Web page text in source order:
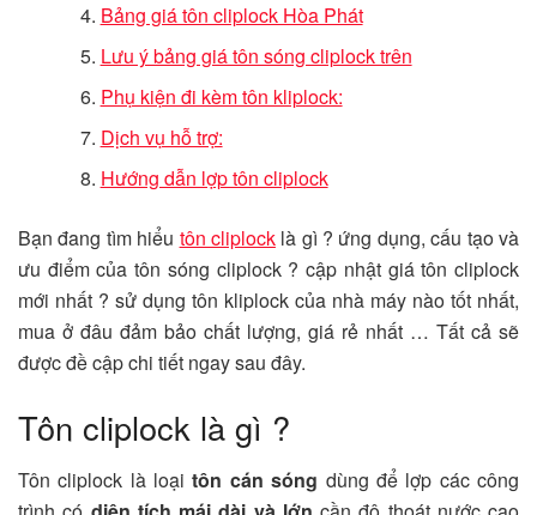
Bảng giá tôn cliplock Hòa Phát
Lưu ý bảng giá tôn sóng cliplock trên
Phụ kiện đi kèm tôn kliplock:
Dịch vụ hỗ trợ:
Hướng dẫn lợp tôn cliplock
Bạn đang tìm hiểu tôn cliplocklà gì ? ứng dụng, cấu tạo và
ưu điểm của tôn sóng cliplock ? cập nhật giá tôn cliplock
mới nhất ? sử dụng tôn kliplock của nhà máy nào tốt nhất,
mua ở đâu đảm bảo chất lượng, giá rẻ nhất … Tất cả sẽ
được đề cập chi tiết ngay sau đây.
Tôn cliplock là gì ?
Tôn cliplock là loạitôn cán sóng dùng để lợp các công